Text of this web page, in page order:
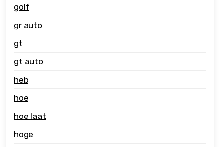
golf
gr auto
gt
gt auto
heb
hoe
hoe laat
hoge